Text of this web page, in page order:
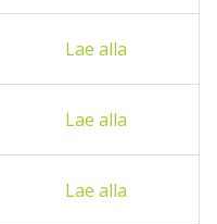
Lae alla
Lae alla
Lae alla